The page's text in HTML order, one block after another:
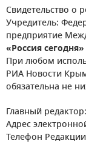
Свидетельство о
Учредитель:
предприятие
«Россия сегодня»
При любом
РИА Новости
обязательна не
Главный редактор:
Адрес
Телефон